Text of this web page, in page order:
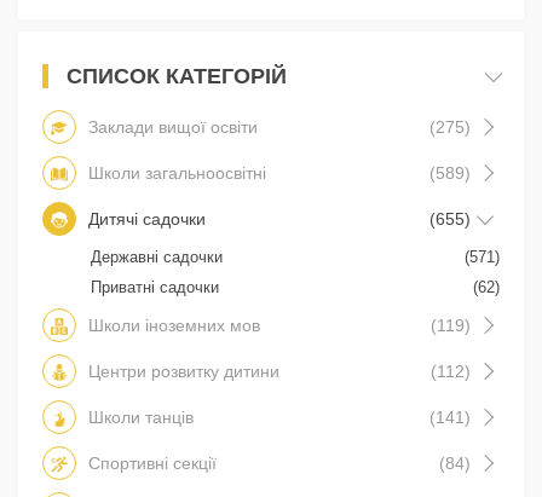
СПИСОК КАТЕГОРІЙ
Заклади вищої освіти (275)
Школи загальноосвітні (589)
Дитячі садочки (655)
Державні садочки
(571)
Приватні садочки
(62)
Школи іноземних мов (119)
Центри розвитку дитини (112)
Школи танців (141)
Спортивні секції (84)